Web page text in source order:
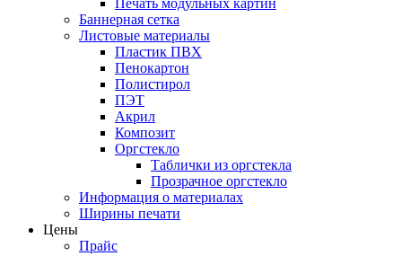
Печать модульных картин
Баннерная сетка
Листовые материалы
Пластик ПВХ
Пенокартон
Полистирол
ПЭТ
Акрил
Композит
Оргстекло
Таблички из оргстекла
Прозрачное оргстекло
Информация о материалах
Ширины печати
Цены
Прайс